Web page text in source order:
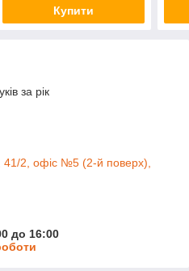
Купити
за рік
41/2, офіс №5 (2-й поверх),
до 16:00